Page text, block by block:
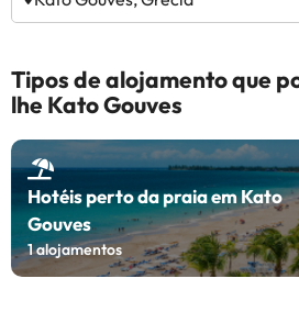
Tipos de alojamento que
lhe Kato Gouves
Hotéis perto da praia em Kato
Gouves
1alojamentos